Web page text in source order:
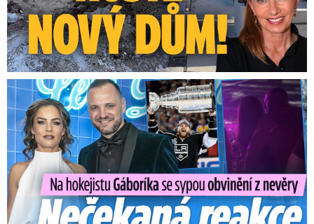
Na Gáboríka se sypou obvinění z nevěry: Reakce manželky!